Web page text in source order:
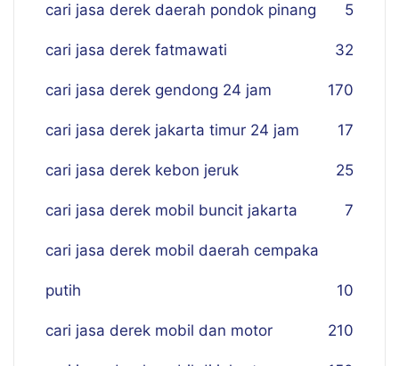
cari jasa derek daerah pondok pinang 5
cari jasa derek fatmawati 32
cari jasa derek gendong 24 jam 170
cari jasa derek jakarta timur 24 jam 17
cari jasa derek kebon jeruk 25
cari jasa derek mobil buncit jakarta 7
cari jasa derek mobil daerah cempaka
putih 10
cari jasa derek mobil dan motor 210